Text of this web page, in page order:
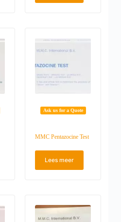
Ask us for a Quote
MMC Pentazocine Test
Lees meer